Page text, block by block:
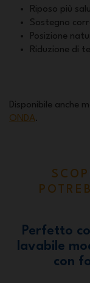
Riposo più
Sostegno
Posizione
Riduzione di
Disponibile anche
ONDA.
Perfetto
lavabile
con